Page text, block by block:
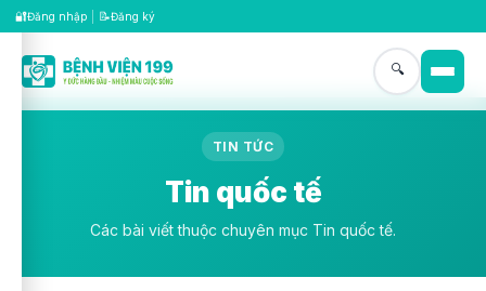
🔐Đăng nhập 📝Đăng ký
🔍
TIN TỨC
Tin quốc tế
Các bài viết thuộc chuyên mục Tin quốc tế.